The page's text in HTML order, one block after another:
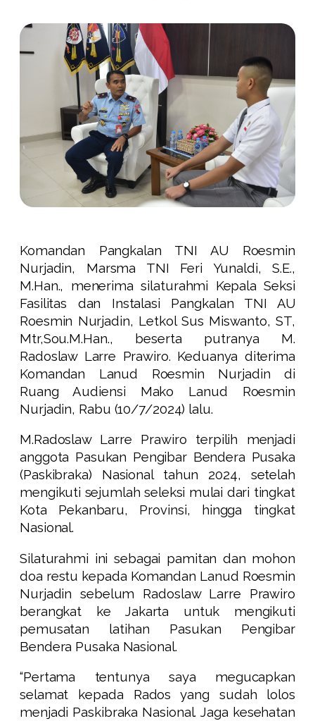
Komandan Pangkalan TNI AU Roesmin
Nurjadin, Marsma TNI Feri Yunaldi, S.E.,
M.Han., menerima silaturahmi Kepala Seksi
Fasilitas dan Instalasi Pangkalan TNI AU
Roesmin Nurjadin, Letkol Sus Miswanto, ST,
Mtr,Sou.M.Han., beserta putranya M.
Radoslaw Larre Prawiro. Keduanya diterima
Komandan Lanud Roesmin Nurjadin di
Ruang Audiensi Mako Lanud Roesmin
Nurjadin, Rabu (10/7/2024) lalu.
M.Radoslaw Larre Prawiro terpilih menjadi
anggota Pasukan Pengibar Bendera Pusaka
(Paskibraka) Nasional tahun 2024, setelah
mengikuti sejumlah seleksi mulai dari tingkat
Kota Pekanbaru, Provinsi, hingga tingkat
Nasional.
Silaturahmi ini sebagai pamitan dan mohon
doa restu kepada Komandan Lanud Roesmin
Nurjadin sebelum Radoslaw Larre Prawiro
berangkat ke Jakarta untuk mengikuti
pemusatan latihan Pasukan Pengibar
Bendera Pusaka Nasional.
“Pertama tentunya saya megucapkan
selamat kepada Rados yang sudah lolos
menjadi Paskibraka Nasional. Jaga kesehatan